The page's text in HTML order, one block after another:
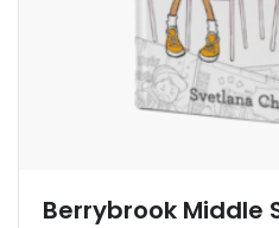
Berrybrook Middle